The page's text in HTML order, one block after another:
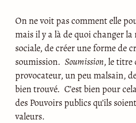
On ne voit pas comment elle
mais il y a là de quoi changer
sociale, de créer une forme de
soumission. Soumission, le titre
provocateur, un peu malsain,
bien trouvé. C’est bien pour
des Pouvoirs publics qu’ils
valeurs.